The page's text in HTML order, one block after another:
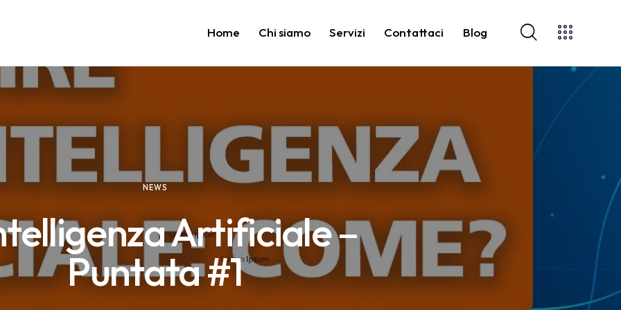
Home Chi siamo Servizi Contattaci Blog
NEWS
Artificiale –
Puntata #1